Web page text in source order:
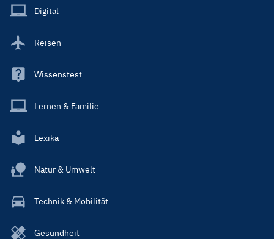
Main
Digital
Reisen
Wissenstest
Lernen & Familie
Lexika
Natur & Umwelt
Technik & Mobilität
Gesundheit